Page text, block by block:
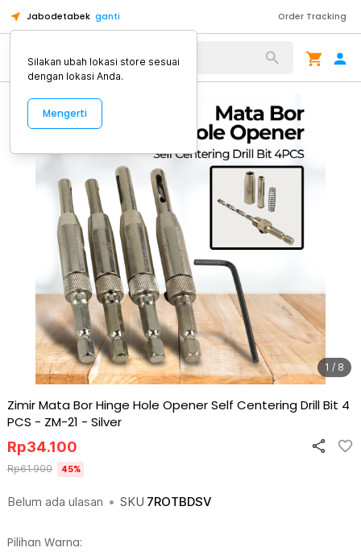
Jabodetabek ganti Order Tracking
Alat Kopi
1 / 8
Zimir Mata Bor Hinge Hole Opener Self Centering Drill Bit 4
PCS - ZM-21 - Silver
Belum ada ulasan • SKU 7ROTBDSV
Rp34.100
Rp61.900 45%
Pilihan Warna:
Silakan ubah lokasi store sesuai
dengan lokasi Anda.
Mengerti